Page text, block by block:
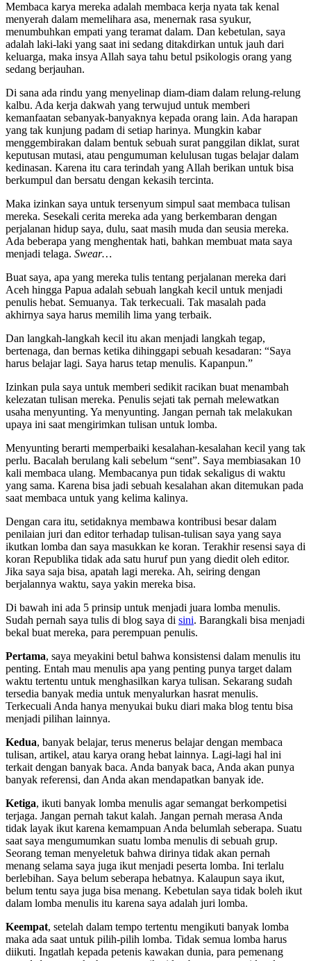
Membaca karya mereka adalah membaca kerja nyata tak kenal
menyerah dalam memelihara asa, menernak rasa syukur,
menumbuhkan empati yang teramat dalam. Dan kebetulan, saya
adalah laki-laki yang saat ini sedang ditakdirkan untuk jauh dari
keluarga, maka insya Allah saya tahu betul psikologis orang yang
sedang berjauhan.
Di sana ada rindu yang menyelinap diam-diam dalam relung-relung
kalbu. Ada kerja dakwah yang terwujud untuk memberi
kemanfaatan sebanyak-banyaknya kepada orang lain. Ada harapan
yang tak kunjung padam di setiap harinya. Mungkin kabar
menggembirakan dalam bentuk sebuah surat panggilan diklat, surat
keputusan mutasi, atau pengumuman kelulusan tugas belajar dalam
kedinasan. Karena itu cara terindah yang Allah berikan untuk bisa
berkumpul dan bersatu dengan kekasih tercinta.
Maka izinkan saya untuk tersenyum simpul saat membaca tulisan
mereka. Sesekali cerita mereka ada yang berkembaran dengan
perjalanan hidup saya, dulu, saat masih muda dan seusia mereka.
Ada beberapa yang menghentak hati, bahkan membuat mata saya
menjadi telaga. Swear…
Buat saya, apa yang mereka tulis tentang perjalanan mereka dari
Aceh hingga Papua adalah sebuah langkah kecil untuk menjadi
penulis hebat. Semuanya. Tak terkecuali. Tak masalah pada
akhirnya saya harus memilih lima yang terbaik.
Dan langkah-langkah kecil itu akan menjadi langkah tegap,
bertenaga, dan bernas ketika dihinggapi sebuah kesadaran: “Saya
harus belajar lagi. Saya harus tetap menulis. Kapanpun.”
Izinkan pula saya untuk memberi sedikit racikan buat menambah
kelezatan tulisan mereka. Penulis sejati tak pernah melewatkan
usaha menyunting. Ya menyunting. Jangan pernah tak melakukan
upaya ini saat mengirimkan tulisan untuk lomba.
Menyunting berarti memperbaiki kesalahan-kesalahan kecil yang tak
perlu. Bacalah berulang kali sebelum “sent”. Saya membiasakan 10
kali membaca ulang. Membacanya pun tidak sekaligus di waktu
yang sama. Karena bisa jadi sebuah kesalahan akan ditemukan pada
saat membaca untuk yang kelima kalinya.
Dengan cara itu, setidaknya membawa kontribusi besar dalam
penilaian juri dan editor terhadap tulisan-tulisan saya yang saya
ikutkan lomba dan saya masukkan ke koran. Terakhir resensi saya di
koran Republika tidak ada satu huruf pun yang diedit oleh editor.
Jika saya saja bisa, apatah lagi mereka. Ah, seiring dengan
berjalannya waktu, saya yakin mereka bisa.
Di bawah ini ada 5 prinsip untuk menjadi juara lomba menulis.
Sudah pernah saya tulis di blog saya di sini. Barangkali bisa menjadi
bekal buat mereka, para perempuan penulis.
Pertama, saya meyakini betul bahwa konsistensi dalam menulis itu
penting. Entah mau menulis apa yang penting punya target dalam
waktu tertentu untuk menghasilkan karya tulisan. Sekarang sudah
tersedia banyak media untuk menyalurkan hasrat menulis.
Terkecuali Anda hanya menyukai buku diari maka blog tentu bisa
menjadi pilihan lainnya.
Kedua, banyak belajar, terus menerus belajar dengan membaca
tulisan, artikel, atau karya orang hebat lainnya. Lagi-lagi hal ini
terkait dengan banyak baca. Anda banyak baca, Anda akan punya
banyak referensi, dan Anda akan mendapatkan banyak ide.
Ketiga, ikuti banyak lomba menulis agar semangat berkompetisi
terjaga. Jangan pernah takut kalah. Jangan pernah merasa Anda
tidak layak ikut karena kemampuan Anda belumlah seberapa. Suatu
saat saya mengumumkan suatu lomba menulis di sebuah grup.
Seorang teman menyeletuk bahwa dirinya tidak akan pernah
menang selama saya juga ikut menjadi peserta lomba. Ini terlalu
berlebihan. Saya belum seberapa hebatnya. Kalaupun saya ikut,
belum tentu saya juga bisa menang. Kebetulan saya tidak boleh ikut
dalam lomba menulis itu karena saya adalah juri lomba.
Keempat, setelah dalam tempo tertentu mengikuti banyak lomba
maka ada saat untuk pilih-pilih lomba. Tidak semua lomba harus
diikuti. Ingatlah kepada petenis kawakan dunia, para pemenang